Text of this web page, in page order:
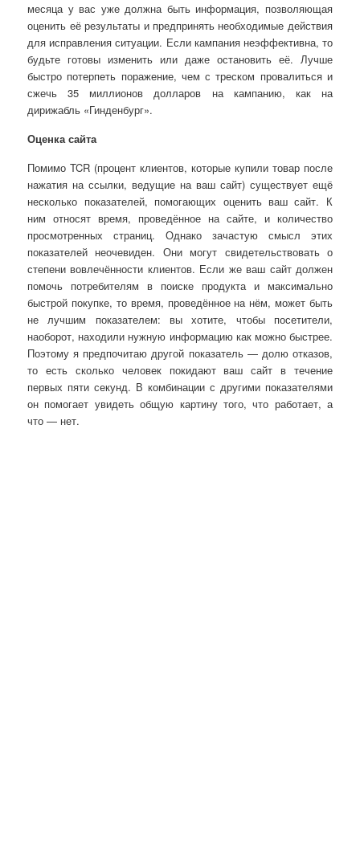
месяца у вас уже должна быть информация, позволяющая
оценить её результаты и предпринять необходимые действия
для исправления ситуации. Если кампания неэффективна, то
будьте готовы изменить или даже остановить её. Лучше
быстро потерпеть поражение, чем с треском провалиться и
сжечь 35 миллионов долларов на кампанию, как на
дирижабль «Гинденбург».
Оценка сайта
Помимо TCR (процент клиентов, которые купили товар после
нажатия на ссылки, ведущие на ваш сайт) существует ещё
несколько показателей, помогающих оценить ваш сайт. К
ним относят время, проведённое на сайте, и количество
просмотренных страниц. Однако зачастую смысл этих
показателей неочевиден. Они могут свидетельствовать о
степени вовлечённости клиентов. Если же ваш сайт должен
помочь потребителям в поиске продукта и максимально
быстрой покупке, то время, проведённое на нём, может быть
не лучшим показателем: вы хотите, чтобы посетители,
наоборот, находили нужную информацию как можно быстрее.
Поэтому я предпочитаю другой показатель — долю отказов,
то есть сколько человек покидают ваш сайт в течение
первых пяти секунд. В комбинации с другими показателями
он помогает увидеть общую картину того, что работает, а
что — нет.